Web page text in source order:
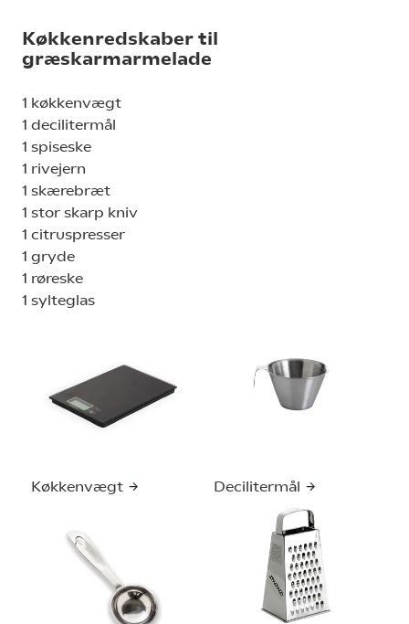
Køkkenredskaber til
græskarmarmelade
1 køkkenvægt
1 decilitermål
1 spiseske
1 rivejern
1 skærebræt
1 stor skarp kniv
1 citruspresser
1 gryde
1 røreske
1 sylteglas
Køkkenvægt Decilitermål